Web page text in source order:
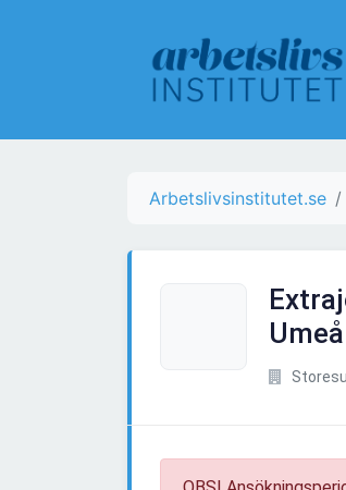
Arbetslivsinstitutet.se
Umeå